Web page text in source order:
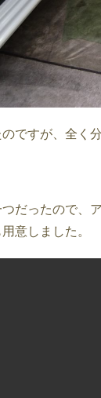
ですが、全く
だったので、
意しました。